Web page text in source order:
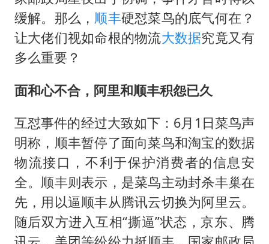
五粮液渠道价一箱上涨近百元
贵州轮胎子公司获美国退税8136万
CIA被曝已秘密设立古巴工作组
缓解。那么， 顺丰硬怼菜鸟的底气何在？
让大佬们视如命根的物流大数据究竟又有
多么重要？
面和心不合，阿里和顺丰积怨已久
互怼事件的经过大致如下：6月1日菜鸟声
明称，顺丰暂停了面向菜鸟和淘宝的数据
物流接口，不利于保护消费者的信息安
全。顺丰则表示，是菜鸟主动封杀丰巢在
先，用以逼顺丰从腾讯云切换为阿里云。
随后双方进入互相“撕逼”状态，京东、腾